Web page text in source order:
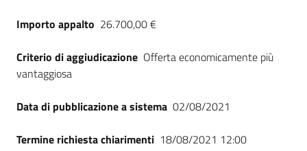
Seguici
su
Importo appalto 26.700,00 €
Criterio di aggiudicazione Offerta economicamente più
vantaggiosa
Data di pubblicazione a sistema 02/08/2021
Termine richiesta chiarimenti 18/08/2021 12:00